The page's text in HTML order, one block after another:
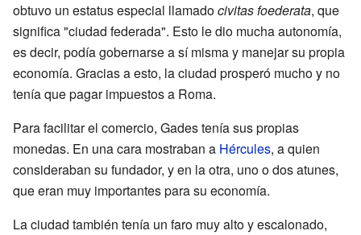
obtuvo un estatus especial llamadocivitas foederata, que
significa "ciudad federada". Esto le dio mucha autonomía,
es decir, podía gobernarse a sí misma y manejar su propia
economía. Gracias a esto, la ciudad prosperó mucho y no
tenía que pagar impuestos a Roma.
Para facilitar el comercio, Gades tenía sus propias
monedas. En una cara mostraban a Hércules, a quien
consideraban su fundador, y en la otra, uno o dos atunes,
que eran muy importantes para su economía.
La ciudad también tenía un faro muy alto y escalonado,